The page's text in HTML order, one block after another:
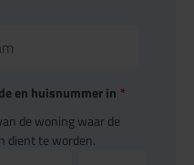
en huisnummer in *
de woning waar de
dient te worden.